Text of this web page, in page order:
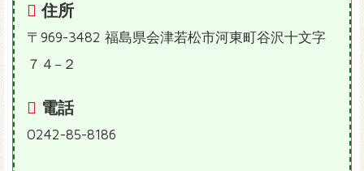
住所
〒969-3482 福島県会津若松市河東町谷沢十文字
７４−２
電話
0242-85-8186